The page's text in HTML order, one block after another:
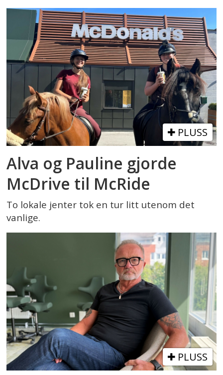
PLUSS
Alva og Pauline gjorde
McDrive til McRide
To lokale jenter tok en tur litt utenom det
vanlige.
PLUSS